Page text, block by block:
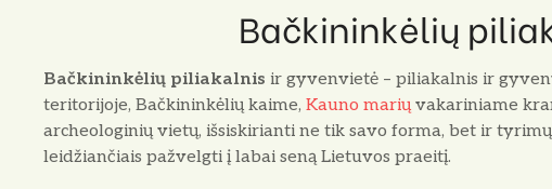
Bačkininkėlių
Bačkininkėlių piliakalnis ir gyvenvietė – piliakalnis ir
teritorijoje, Bačkininkėlių kaime,Kauno marių vakariniame
archeologinių vietų, išsiskirianti ne tik savo forma, bet ir
leidžiančiais pažvelgti į labai seną Lietuvos praeitį.